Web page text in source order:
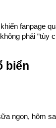
fanpage
phải “tùy
biển
ngon,